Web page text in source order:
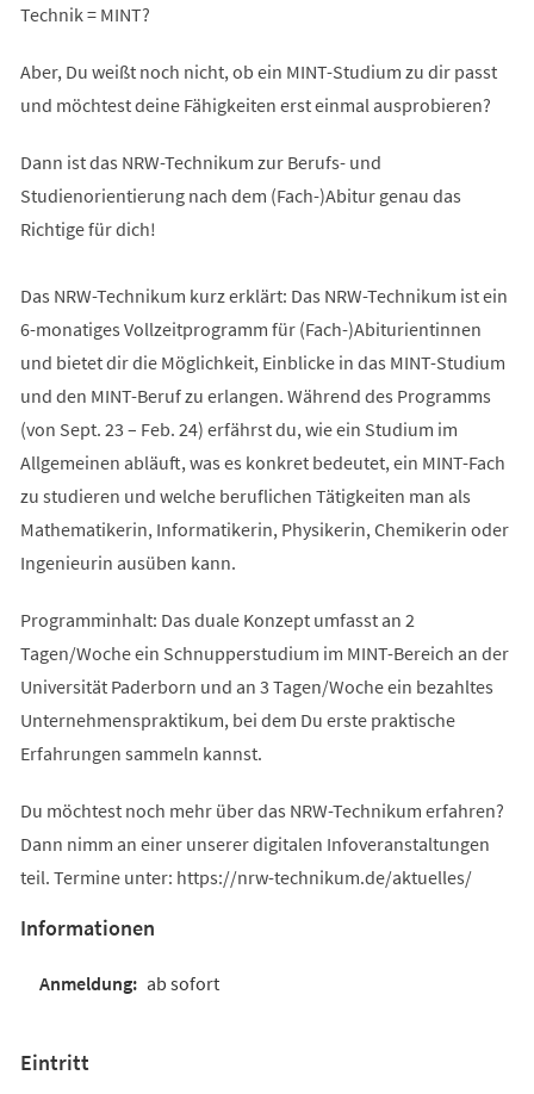
Technik = MINT?
Aber, Du weißt noch nicht, ob ein MINT-Studium zu dir passt
und möchtest deine Fähigkeiten erst einmal ausprobieren?
Dann ist das NRW-Technikum zur Berufs- und
Studienorientierung nach dem (Fach-)Abitur genau das
Richtige für dich!
Das NRW-Technikum kurz erklärt: Das NRW-Technikum ist ein
6-monatiges Vollzeitprogramm für (Fach-)Abiturientinnen
und bietet dir die Möglichkeit, Einblicke in das MINT-Studium
und den MINT-Beruf zu erlangen. Während des Programms
(von Sept. 23 – Feb. 24) erfährst du, wie ein Studium im
Allgemeinen abläuft, was es konkret bedeutet, ein MINT-Fach
zu studieren und welche beruflichen Tätigkeiten man als
Mathematikerin, Informatikerin, Physikerin, Chemikerin oder
Ingenieurin ausüben kann.
Programminhalt: Das duale Konzept umfasst an 2
Tagen/Woche ein Schnupperstudium im MINT-Bereich an der
Universität Paderborn und an 3 Tagen/Woche ein bezahltes
Unternehmenspraktikum, bei dem Du erste praktische
Erfahrungen sammeln kannst.
Du möchtest noch mehr über das NRW-Technikum erfahren?
Dann nimm an einer unserer digitalen Infoveranstaltungen
teil. Termine unter: https://nrw-technikum.de/aktuelles/
Informationen
ab sofort
Eintritt